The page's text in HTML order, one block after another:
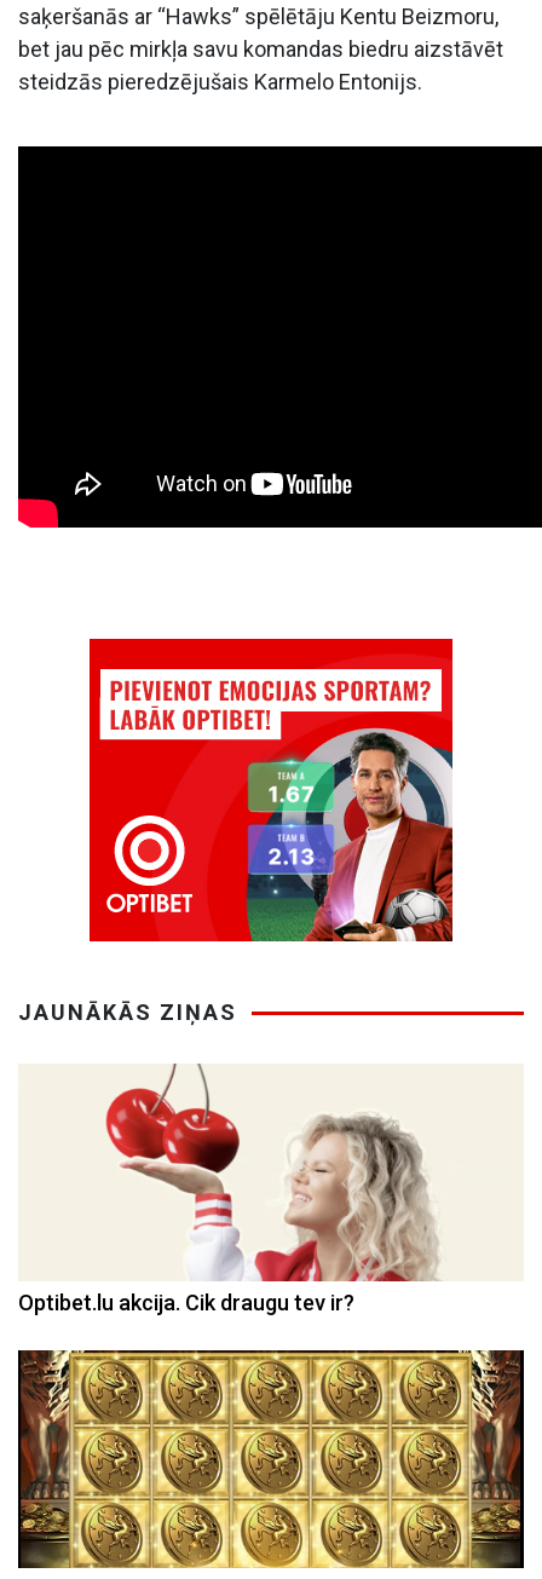
saķeršanās ar “Hawks” spēlētāju Kentu Beizmoru,
bet jau pēc mirkļa savu komandas biedru aizstāvēt
steidzās pieredzējušais Karmelo Entonijs.
JAUNĀKĀS ZIŅAS
Optibet.lu akcija. Cik draugu tev ir?